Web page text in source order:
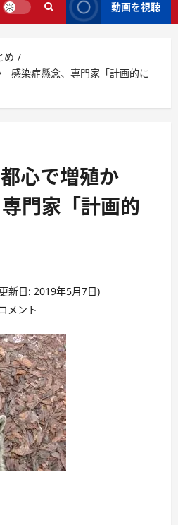
動画を視聴
め
感染症懸念、専門家「計画的に
心で増殖か
門家「計画的
新日: 2019年5月7日)
メント